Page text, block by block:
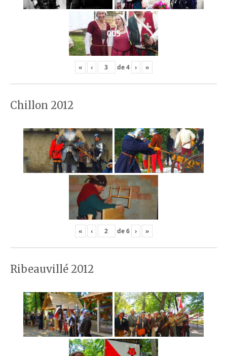
005
« ‹ de4 › »
Chillon 2012
« ‹ de6 › »
Ribeauvillé 2012